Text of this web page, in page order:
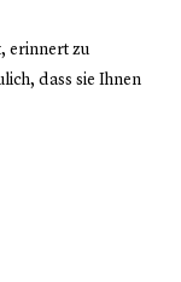
erinnert zu
dass sie Ihnen